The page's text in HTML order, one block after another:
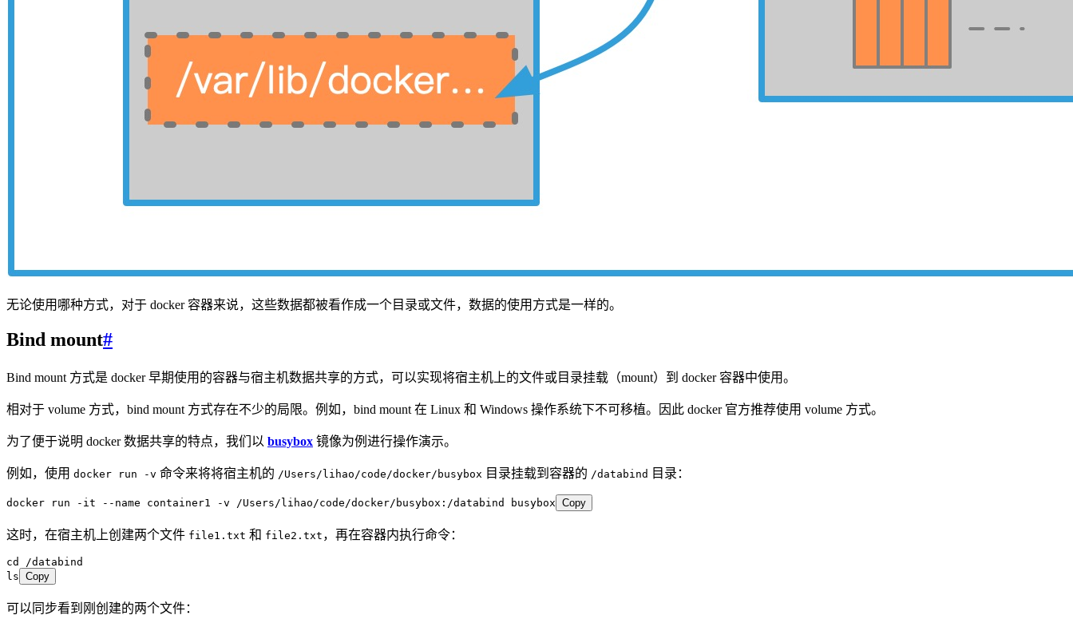
无论使用哪种方式，对于 docker 容器来说，这些数据都被看作成一个目录或文件，数据的使用方式是一样的。
Bind mount#
Bind mount 方式是 docker 早期使用的容器与宿主机数据共享的方式，可以实现将宿主机上的文件或目录挂载（mount）到 docker 容器中使用。
相对于 volume 方式，bind mount 方式存在不少的局限。例如，bind mount 在 Linux 和 Windows 操作系统下不可移植。因此 docker 官方推荐使用 volume 方式。
为了便于说明 docker 数据共享的特点，我们以 busybox 镜像为例进行操作演示。
例如，使用 docker run -v 命令来将将宿主机的 /Users/lihao/code/docker/busybox 目录挂载到容器的 /databind 目录：
docker run -it --name container1 -v /Users/lihao/code/docker/busybox:/databind busybox Copy
这时，在宿主机上创建两个文件 file1.txt 和 file2.txt ，再在容器内执行命令：
cd
/databind
ls Copy
可以同步看到刚创建的两个文件：